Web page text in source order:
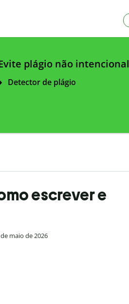
plágio não intencional
Detector de plágio
escrever e
maio de 2026